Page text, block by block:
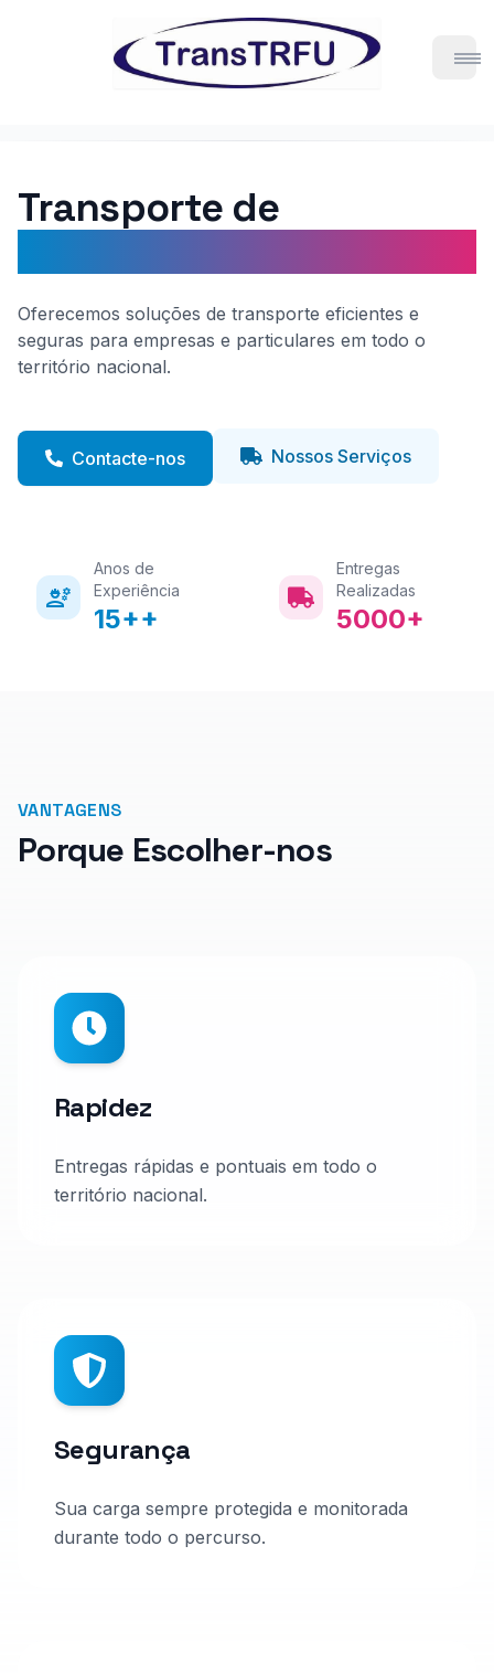
Transporte de
Oferecemos soluções de transporte eficientes e
seguras para empresas e particulares em todo o
território nacional.
Contacte-nos Nossos Serviços
Anos de
Experiência
15++
Entregas
Realizadas
5000+
VANTAGENS
Porque Escolher-nos
Rapidez
Entregas rápidas e pontuais em todo o
território nacional.
Segurança
Sua carga sempre protegida e monitorada
durante todo o percurso.